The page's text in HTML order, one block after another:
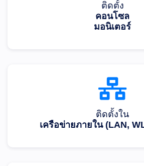
ติดตั้ง
คอนโซล
มอนิเตอร์
ติดตั้งใน
เครือข่ายภายใน (LAN,